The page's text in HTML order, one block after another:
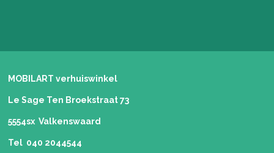
MOBILART verhuiswinkel
Le Sage Ten Broekstraat 73
5554sx Valkenswaard
Tel 040 2044544